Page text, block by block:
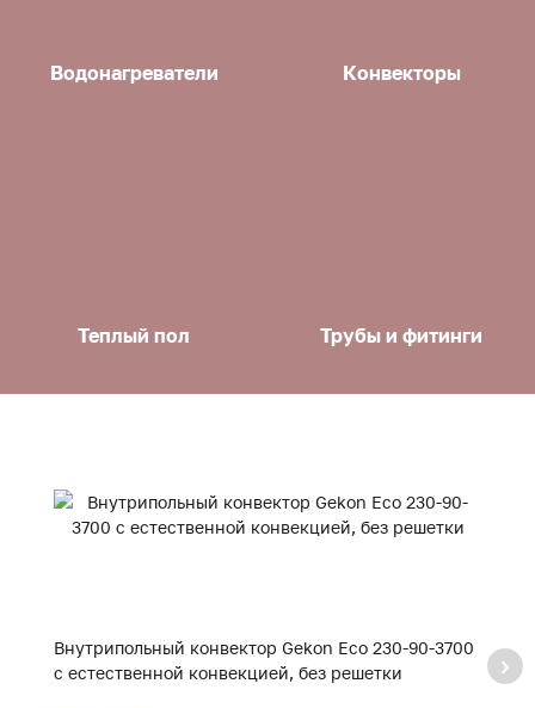
Водонагреватели Конвекторы
Теплый пол Трубы и фитинги
Внутрипольный конвектор Gekon Eco 230-90-3700
с естественной конвекцией, без решетки
с